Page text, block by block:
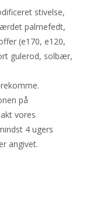
stivelse,
palmefedt,
(e170, e120,
gulerod, solbær,
på
vores
4 ugers
angivet.